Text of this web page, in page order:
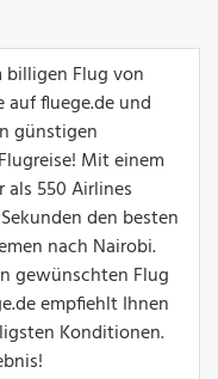
billigen Flug von
auf fluege.de und
günstigen
Mit einem
550 Airlines
den besten
nach Nairobi.
gewünschten Flug
empfiehlt Ihnen
Konditionen.